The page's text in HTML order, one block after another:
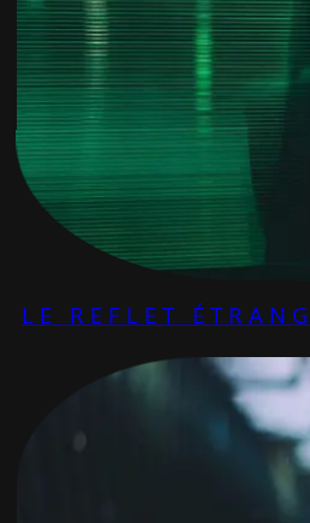
LE REFLET